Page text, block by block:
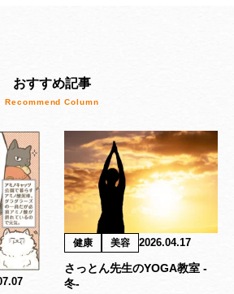
おすすめ記事
健康 美容 2026.04.17
さっとん先生のYOGA教室 -
冬-